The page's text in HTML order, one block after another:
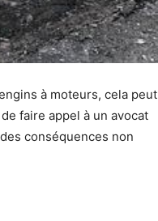
à moteurs, cela peut
faire appel à un avocat
conséquences non